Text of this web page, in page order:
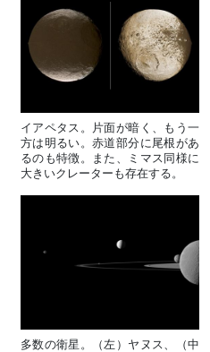
イアペタス。片面が暗く、もう一
方は明るい。赤道部分に尾根があ
るのも特徴。また、ミマス同様に
大きいクレーターも存在する。
多数の衛星。（左）ヤヌス、（中